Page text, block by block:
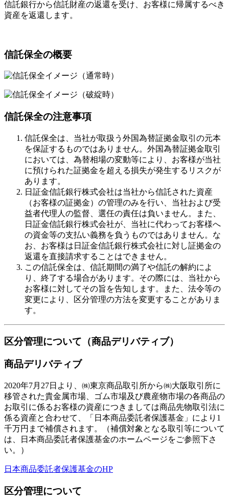
信託銀行から信託財産の返還を受け、お客様に帰属するべき
資産を返還します。
信託保全の概要
信託保全の注意事項
信託保全は、当社が取扱う外国為替証拠金取引の元本
を保証するものではありません。外国為替証拠金取引
においては、為替相場の変動等により、お客様が当社
に預けられた証拠金を超える損失が発生するリスクが
あります。
日証金信託銀行株式会社は当社から信託された資産
（お客様の証拠金）の管理のみを行い、当社および受
益者代理人の監督、選任の責任は負いません。また、
日証金信託銀行株式会社が、当社に代わってお客様へ
の資金等の支払い義務を負うものではありません。な
お、お客様は日証金信託銀行株式会社に対し証拠金の
返還を直接請求することはできません。
この信託保全は、信託期間の満了や信託の解約によ
り、終了する場合があります。その際には、当社から
お客様に対してその旨を告知します。また、法令等の
変更により、区分管理の方法を変更することがありま
す。
区分管理について（商品デリバティブ）
商品デリバティブ
2020年7月27日より、㈱東京商品取引所から㈱大阪取引所に
移管された貴金属市場、ゴム市場及び農産物市場の各商品の
お取引に係るお客様の資産につきましては商品先物取引法に
係る資産と合わせて、「日本商品委託者保護基金」により1
千万円まで補償されます。（補償対象となる取引等について
は、日本商品委託者保護基金のホームページをご参照下さ
い。）
日本商品委託者保護基金のHP
区分管理について